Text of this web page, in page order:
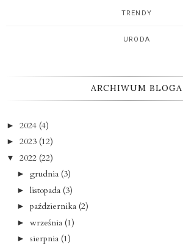
TRENDY
URODA
ARCHIWUM BLOGA
► 2024 (4)
► 2023 (12)
▼ 2022 (22)
► grudnia (3)
► listopada (3)
► października (2)
► września (1)
► sierpnia (1)